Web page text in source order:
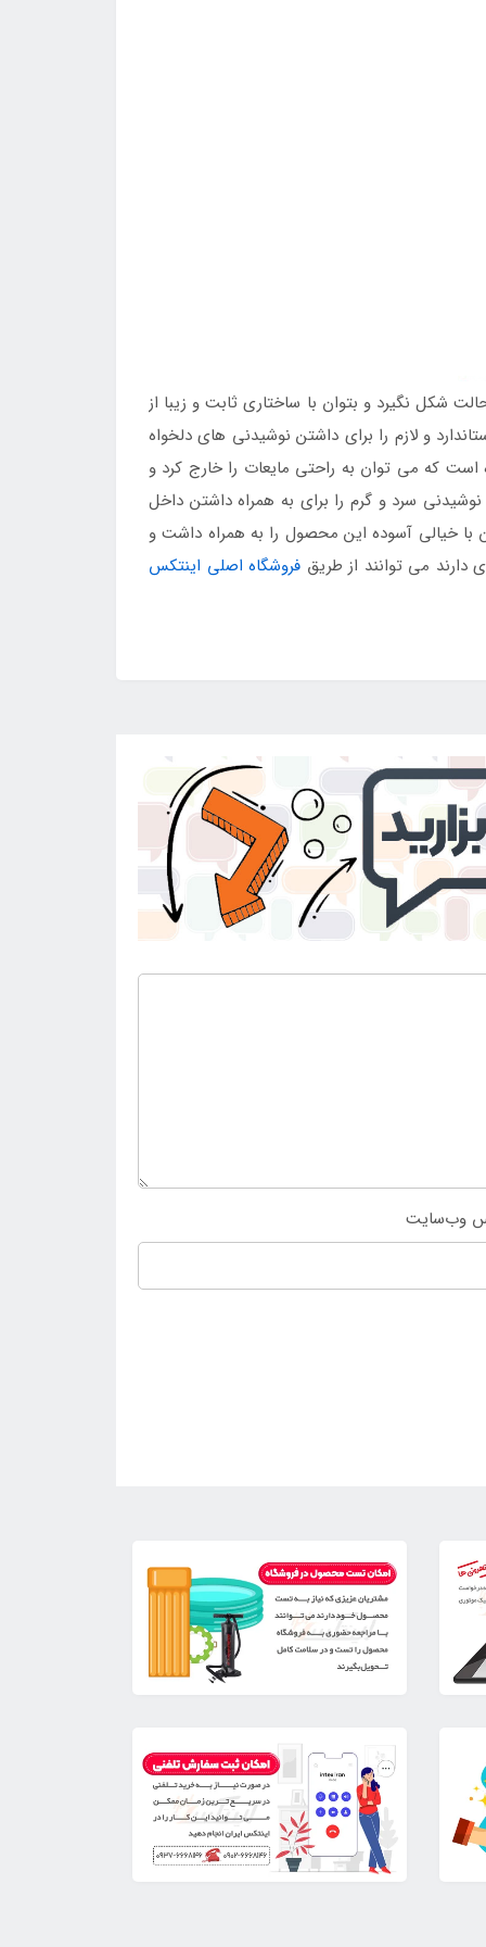
شکل نگیرد و بتوان با ساختاری ثابت و زیبا از
و لازم را برای داشتن نوشیدنی های دلخواه
که می توان به راحتی مایعات را خارج کرد و
سرد و گرم را برای به همراه داشتن داخل
با خیالی آسوده این محصول را به همراه داشت و
فروشگاه اصلی اینتکس
وب‌سایت